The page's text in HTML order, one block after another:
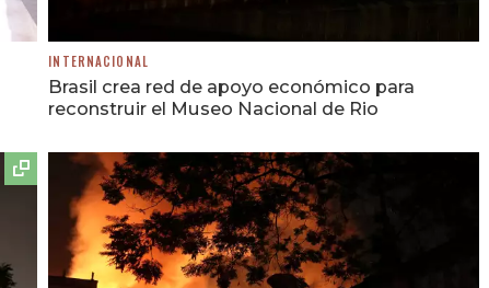
INTERNACIONAL
Brasil crea red de apoyo económico para
reconstruir el Museo Nacional de Rio